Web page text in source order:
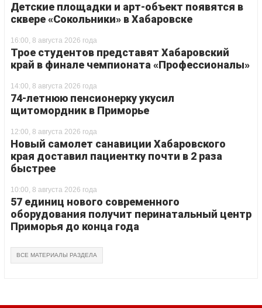
Детские площадки и арт-объект появятся в
сквере «Сокольники» в Хабаровске
16:00, 8 августа 2026 года
Трое студентов представят Хабаровский
край в финале чемпионата «Профессионалы»
14:00, 8 августа 2026 года
74-летнюю пенсионерку укусил
щитомордник в Приморье
12:00, 8 августа 2026 года
Новый самолет санавиции Хабаровского
края доставил пациентку почти в 2 раза
быстрее
10:00, 8 августа 2026 года
57 единиц нового современного
оборудования получит перинатальный центр
Приморья до конца года
ВСЕ МАТЕРИАЛЫ РАЗДЕЛА